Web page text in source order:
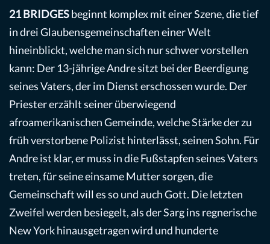
21 BRIDGESbeginnt komplex mit einer Szene, die tief
in drei Glaubensgemeinschaften einer Welt
hineinblickt, welche man sich nur schwer vorstellen
kann: Der 13-jährige Andre sitzt bei der Beerdigung
seines Vaters, der im Dienst erschossen wurde. Der
Priester erzählt seiner überwiegend
afroamerikanischen Gemeinde, welche Stärke der zu
früh verstorbene Polizist hinterlässt, seinen Sohn. Für
Andre ist klar, er muss in die Fußstapfen seines Vaters
treten, für seine einsame Mutter sorgen, die
Gemeinschaft will es so und auch Gott. Die letzten
Zweifel werden besiegelt, als der Sarg ins regnerische
New York hinausgetragen wird und hunderte